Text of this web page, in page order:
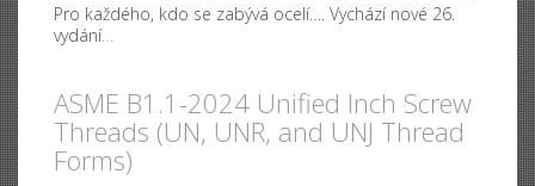
Pro každého, kdo se zabývá ocelí…. Vychází nové 26.
vydání…
ASME B1.1-2024 Unified Inch Screw
Threads (UN, UNR, and UNJ Thread
Forms)